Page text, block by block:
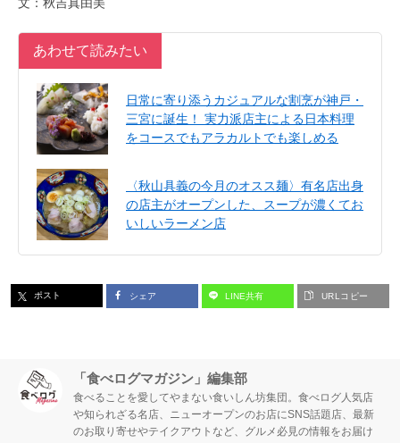
文：秋吉真由美
あわせて読みたい
日常に寄り添うカジュアルな割烹が神戸・
三宮に誕生！ 実力派店主による日本料理
をコースでもアラカルトでも楽しめる
〈秋山具義の今月のオスス麺〉有名店出身
の店主がオープンした、スープが濃くてお
いしいラーメン店
ポスト シェア LINE共有 URLコピー
「食べログマガジン」編集部
食べることを愛してやまない食いしん坊集団。食べログ人気店
や知られざる名店、ニューオープンのお店にSNS話題店、最新
のお取り寄せやテイクアウトなど、グルメ必見の情報をお届け